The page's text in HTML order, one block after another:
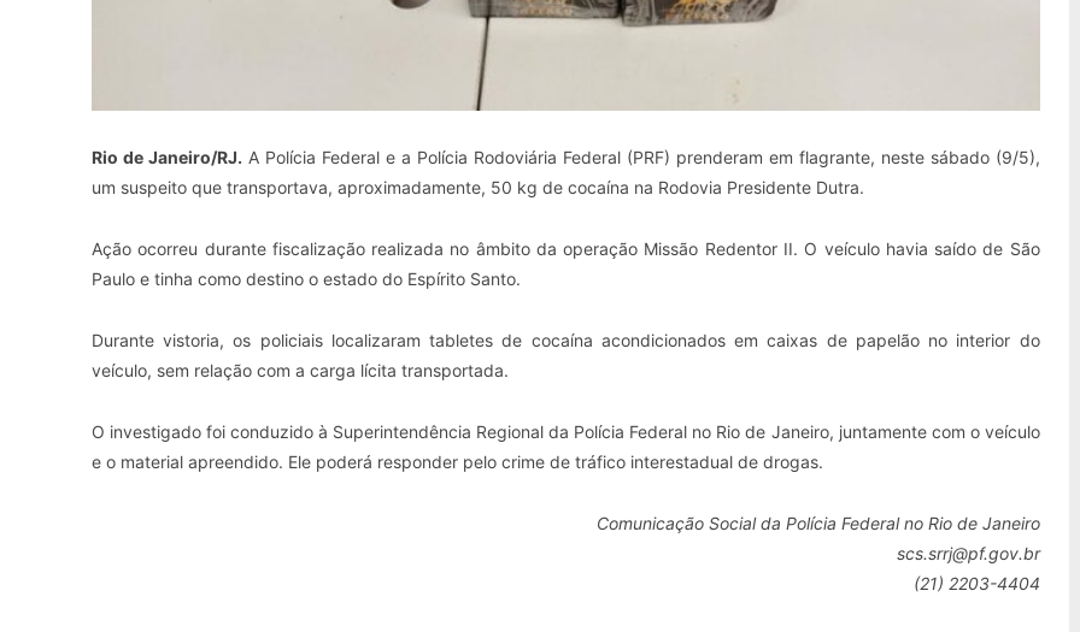
Rio de Janeiro/RJ. A Polícia Federal e a Polícia Rodoviária Federal (PRF) prenderam em flagrante, neste sábado (9/5),
um suspeito que transportava, aproximadamente, 50 kg de cocaína na Rodovia Presidente Dutra.
Ação ocorreu durante fiscalização realizada no âmbito da operação Missão Redentor II. O veículo havia saído de São
Paulo e tinha como destino o estado do Espírito Santo.
Durante vistoria, os policiais localizaram tabletes de cocaína acondicionados em caixas de papelão no interior do
veículo, sem relação com a carga lícita transportada.
O investigado foi conduzido à Superintendência Regional da Polícia Federal no Rio de Janeiro, juntamente com o veículo
e o material apreendido. Ele poderá responder pelo crime de tráfico interestadual de drogas.
Comunicação Social da Polícia Federal no Rio de Janeiro
scs.srrj@pf.gov.br
(21) 2203-4404